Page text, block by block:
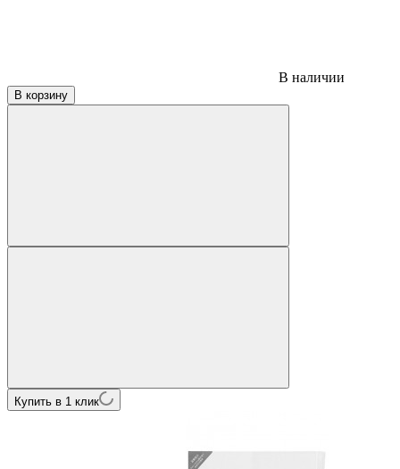
В наличии
В корзину
Купить в 1 клик